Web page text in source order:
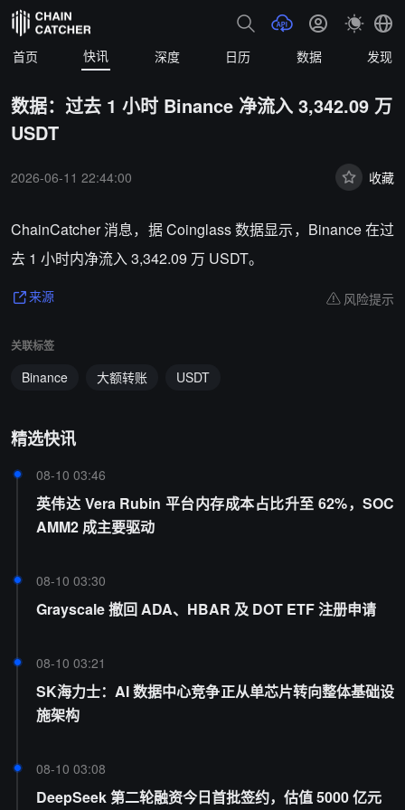
首页 快讯 深度 日历 数据 发现
数据：过去 1 小时 Binance 净流入 3,342.09 万
USDT
2026-06-11 22:44:00 收藏
ChainCatcher 消息，据 Coinglass 数据显示，Binance 在过
去 1 小时内净流入 3,342.09 万 USDT。
来源 风险提示
关联标签
Binance 大额转账 USDT
精选快讯
08-10 03:46
英伟达 Vera Rubin 平台内存成本占比升至 62%，SOC
AMM2 成主要驱动
08-10 03:30
Grayscale 撤回 ADA、HBAR 及 DOT ETF 注册申请
08-10 03:21
SK海力士：AI 数据中心竞争正从单芯片转向整体基础设
施架构
08-10 03:08
DeepSeek 第二轮融资今日首批签约，估值 5000 亿元